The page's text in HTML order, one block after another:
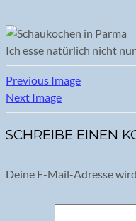
Ich esse natürlich nicht
Previous Image
Next Image
SCHREIBE EINEN
Deine E-Mail-Adresse